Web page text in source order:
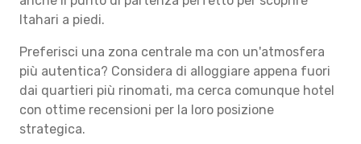
Itahari a piedi.
Preferisci una zona centrale ma con un'atmosfera
più autentica? Considera di alloggiare appena fuori
dai quartieri più rinomati, ma cerca comunque hotel
con ottime recensioni per la loro posizione
strategica.